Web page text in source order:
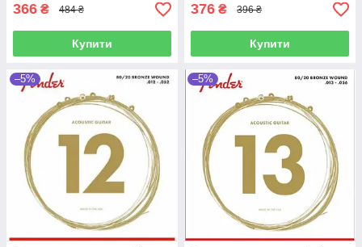
366 ₴ 484 ₴
Купити
376 ₴ 396 ₴
Купити
–5% –5%